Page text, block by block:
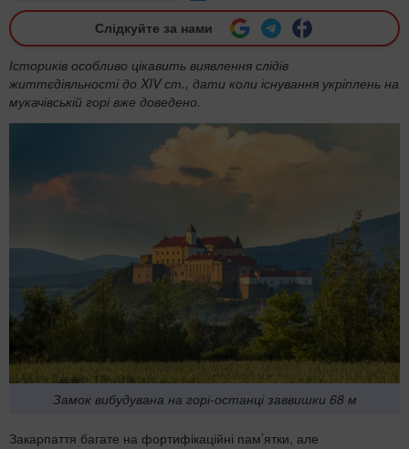
Слідкуйте за нами
Істориків особливо цікавить виявлення слідів
життєдіяльності до XIV ст., дати коли існування укріплень на
мукачівській горі вже доведено.
Замок вибудувана на горі-останці заввишки 68 м
Закарпаття багате на фортифікаційні пам’ятки, але